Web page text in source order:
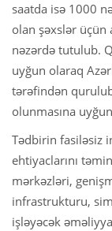
saatda isə 1000
olan şəxslər üçün
nəzərdə tutulub.
uyğun olaraq
tərəfindən
olunmasına
Tədbirin fasiləsiz
ehtiyaclarını
mərkəzləri,
infrastrukturu,
işləyəcək